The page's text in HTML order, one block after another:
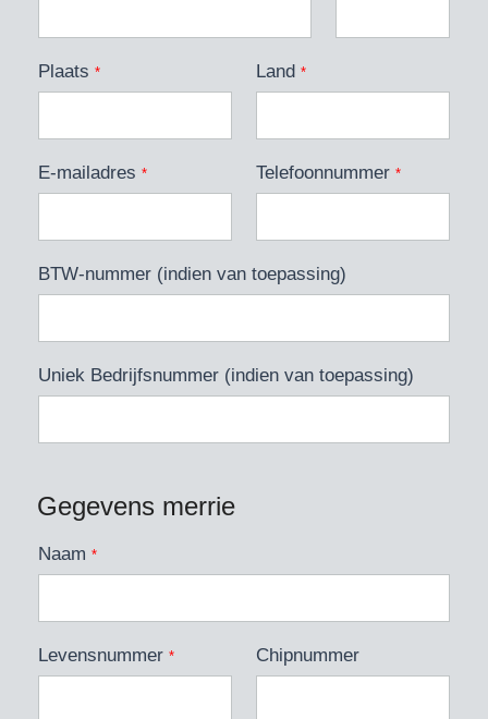
Plaats * Land *
E-mailadres * Telefoonnummer *
BTW-nummer (indien van toepassing)
Uniek Bedrijfsnummer (indien van toepassing)
Gegevens merrie
Naam *
Levensnummer * Chipnummer